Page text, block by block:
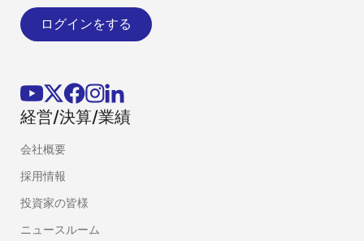
ログインをする
経営/決算/業績
会社概要
採用情報
投資家の皆様
ニュースルーム